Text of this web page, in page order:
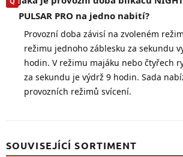
PULSAR PRO na jedno nabití?
Provozní doba závisí na zvoleném
režimu jednoho záblesku za sekundu
hodin. V režimu majáku nebo čtyřech
za sekundu je výdrž 9 hodin. Sada
provozních režimů svícení.
SOUVISEJÍCÍ SORTIMENT